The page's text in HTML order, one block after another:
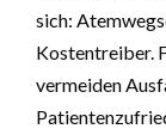
sich:
Kostentreiber.
vermeiden